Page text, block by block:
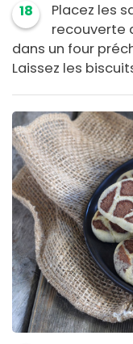
18
Placez les
recouverte
dans un four
Laissez les